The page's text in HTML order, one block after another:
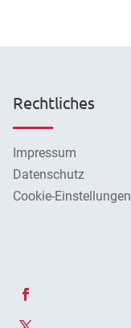
Rechtliches
Impressum
Datenschutz
Cookie-Einstellungen